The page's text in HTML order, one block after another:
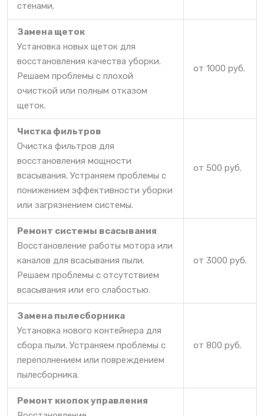
стенами.
Замена щеток
Установка новых щеток для
восстановления качества уборки.
Решаем проблемы с плохой
очисткой или полным отказом
щеток.
от 1000 руб.
Чистка фильтров
Очистка фильтров для
восстановления мощности
всасывания. Устраняем проблемы с
понижением эффективности уборки
или загрязнением системы.
от 500 руб.
Ремонт системы всасывания
Восстановление работы мотора или
каналов для всасывания пыли.
Решаем проблемы с отсутствием
всасывания или его слабостью.
от 3000 руб.
Замена пылесборника
Установка нового контейнера для
сбора пыли. Устраняем проблемы с
переполнением или повреждением
пылесборника.
от 800 руб.
Ремонт кнопок управления